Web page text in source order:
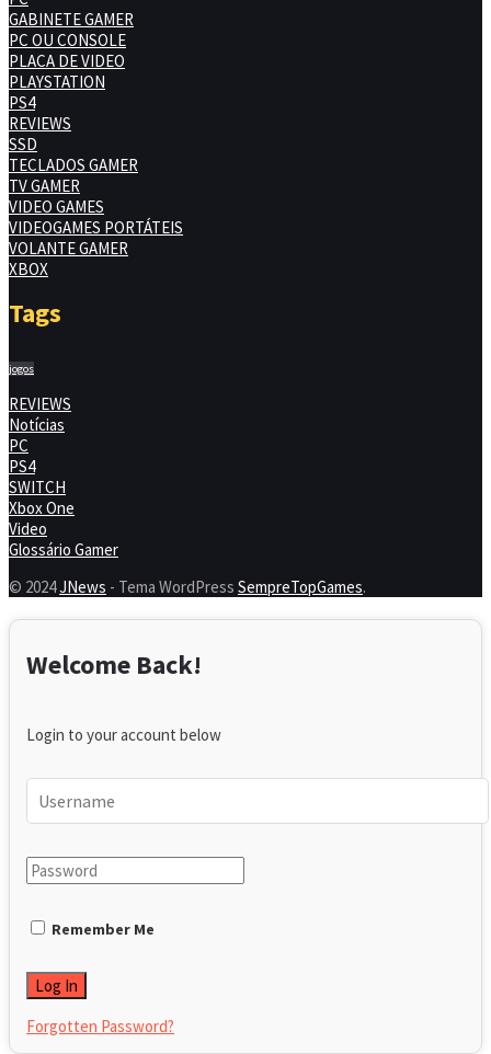
GABINETE GAMER
PC OU CONSOLE
PLACA DE VIDEO
PLAYSTATION
PS4
REVIEWS
SSD
TECLADOS GAMER
TV GAMER
VIDEO GAMES
VIDEOGAMES PORTÁTEIS
VOLANTE GAMER
XBOX
Tags
jogos
REVIEWS
Notícias
PC
PS4
SWITCH
Xbox One
Video
Glossário Gamer
© 2024JNews - Tema WordPress SempreTopGames.
Welcome Back!
Login to your account below
Remember Me
Forgotten Password?